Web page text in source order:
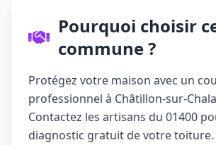
Pourquoi choisir
commune ?
Protégez votre maison avec un
professionnel à Châtillon-sur-
Contactez les artisans du 01400
diagnostic gratuit de votre toiture.